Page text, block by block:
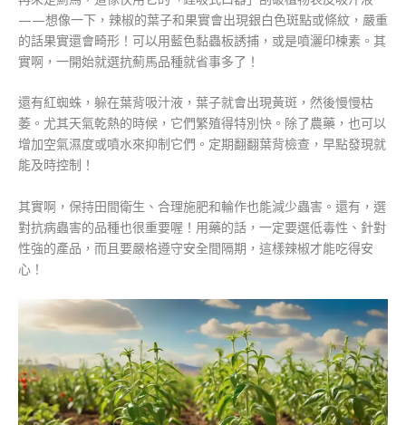
——想像一下，辣椒的葉子和果實會出現銀白色斑點或條紋，嚴重
的話果實還會畸形！可以用藍色黏蟲板誘捕，或是噴灑印楝素。其
實啊，一開始就選抗薊馬品種就省事多了！
還有紅蜘蛛，躲在葉背吸汁液，葉子就會出現黃斑，然後慢慢枯
萎。尤其天氣乾熱的時候，它們繁殖得特別快。除了農藥，也可以
增加空氣濕度或噴水來抑制它們。定期翻翻葉背檢查，早點發現就
能及時控制！
其實啊，保持田間衛生、合理施肥和輪作也能減少蟲害。還有，選
對抗病蟲害的品種也很重要喔！用藥的話，一定要選低毒性、針對
性強的產品，而且要嚴格遵守安全間隔期，這樣辣椒才能吃得安
心！